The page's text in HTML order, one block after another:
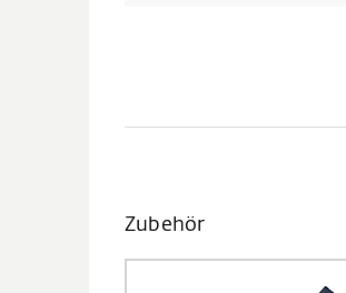
Zubehör